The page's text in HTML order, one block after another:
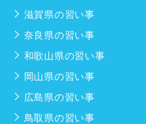
滋賀県の習い事
奈良県の習い事
和歌山県の習い事
岡山県の習い事
広島県の習い事
鳥取県の習い事